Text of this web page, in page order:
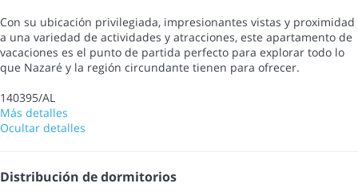
Con su ubicación privilegiada, impresionantes vistas y proximidad
a una variedad de actividades y atracciones, este apartamento de
vacaciones es el punto de partida perfecto para explorar todo lo
que Nazaré y la región circundante tienen para ofrecer.
140395/AL
Más detalles
Ocultar detalles
Distribución de dormitorios